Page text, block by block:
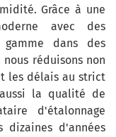
Grâce à une
avec des
dans des
réduisons non
les délais au strict
la qualité de
d'étalonnage
d'années